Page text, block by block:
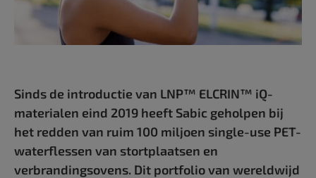
Sinds de introductie van LNP™ ELCRIN™ iQ-
materialen eind 2019 heeft Sabic geholpen bij
het redden van ruim 100 miljoen single-use PET-
waterflessen van stortplaatsen en
verbrandingsovens. Dit portfolio van wereldwijd